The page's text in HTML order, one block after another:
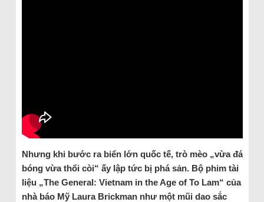
Nhưng khi bước ra biển lớn quốc tế, trò mèo „vừa đá
bóng vừa thổi còi“ ấy lập tức bị phá sản. Bộ phim tài
liệu „The General: Vietnam in the Age of To Lam“ của
nhà báo Mỹ Laura Brickman như một mũi dao sắc